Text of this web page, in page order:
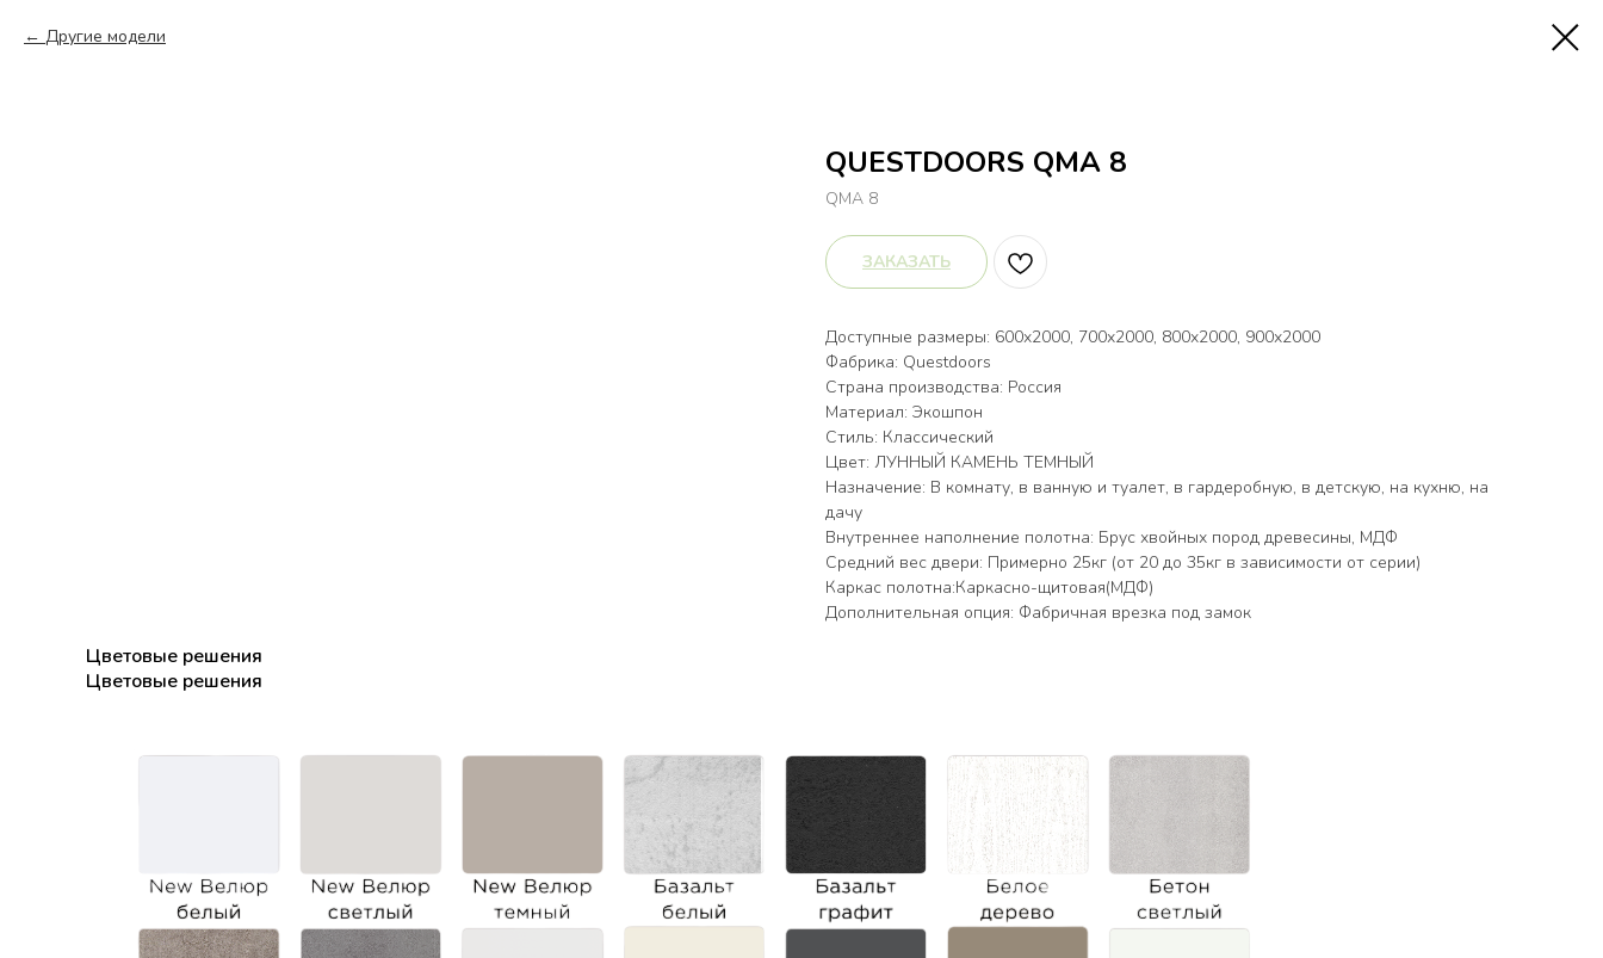
Другие модели
QUESTDOORS QMA 8
QMA 8
ЗАКАЗАТЬ
Доступные размеры: 600х2000, 700х2000, 800х2000, 900х2000
Фабрика: Questdoors
Страна производства: Россия
Материал: Экошпон
Стиль: Классический
Цвет: ЛУННЫЙ КАМЕНЬ ТЕМНЫЙ
Назначение: В комнату, в ванную и туалет, в гардеробную, в детскую, на кухню, на
дачу
Внутреннее наполнение полотна: Брус хвойных пород древесины, МДФ
Средний вес двери: Примерно 25кг (от 20 до 35кг в зависимости от серии)
Каркас полотна:Каркасно-щитовая(МДФ)
Дополнительная опция: Фабричная врезка под замок
Цветовые решения
Цветовые решения